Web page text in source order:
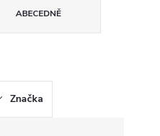
ABECEDNĚ
Značka